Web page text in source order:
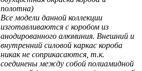
полотна)
Все модели данной коллекции
изготавливаются с коробом из
анодированного алюминия. Внешний и
внутренний силовой каркас короба
никак не соприкасаются, т.к.
соединены между собой полиамидной